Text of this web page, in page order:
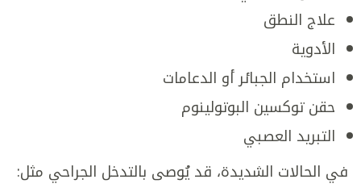
علاج النطق
الأدوية
استخدام الجبائر أو الدعامات
حقن توكسين البوتولينوم
التبريد العصبي
في الحالات الشديدة، قد يُوصى بالتدخل الجراحي مثل: